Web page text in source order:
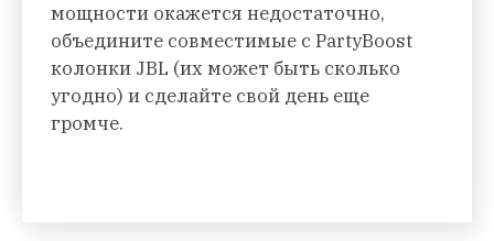
мощности окажется недостаточно,
объедините совместимые с PartyBoost
колонки JBL (их может быть сколько
угодно) и сделайте свой день еще
громче.